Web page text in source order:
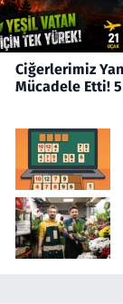
Ciğerlerimiz
Mücadele Etti!